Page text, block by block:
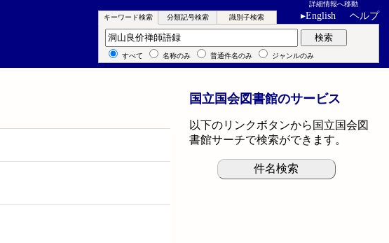
詳細情報へ移動
▸English ヘルプ
キーワード検索 分類記号検索 識別子検索
キーワード検索 検索
すべて 名称のみ 普通件名のみ ジャンルのみ
国立国会図書館のサービス
以下のリンクボタンから国立国会図
書館サーチで検索ができます。
件名検索